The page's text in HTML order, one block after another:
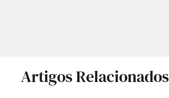
Artigos Relacionados